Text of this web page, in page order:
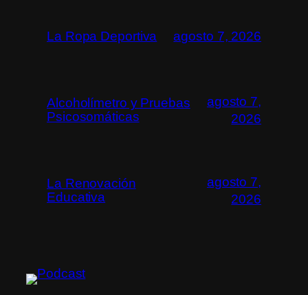
La Ropa Deportiva agosto 7, 2026
Alcoholímetro y Pruebas
Psicosomáticas
agosto 7,
2026
La Renovación
Educativa
agosto 7,
2026